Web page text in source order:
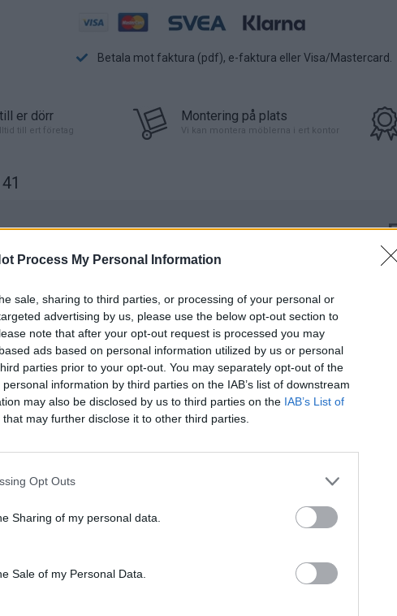
Process My Personal Information
sale, sharing to third parties, or processing of your personal or
advertising by us, please use the below opt-out section to
note that after your opt-out request is processed you may
ads based on personal information utilized by us or personal
parties prior to your opt-out. You may separately opt-out of the
information by third parties on the IAB’s list of downstream
may also be disclosed by us to third parties on the IAB’s List of
that may further disclose it to other third parties.
Opt Outs
Sharing of my personal data.
Sale of my Personal Data.
Betala mot faktura (pdf), e-faktura eller Visa/Mastercard.
er dörr
till ert företag
Montering på plats
Vi kan montera möblerna i ert kontor
och Alm.
fanér. Ytan mattlackas i
mellan de olika
konferensbord samt
på alla möblerna.
en magnifik upplevelse som
aldrig kommer ångra.
Ebenholts(Klicka för större bild)